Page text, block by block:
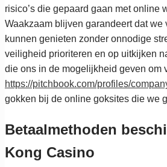
risico’s die gepaard gaan met online
Waakzaam blijven garandeert dat we
kunnen genieten zonder onnodige
veiligheid prioriteren en op uitkijken
die ons in de mogelijkheid geven om
https://pitchbook.com/profiles/
gokken bij de online goksites die we
Betaalmethoden
Kong Casino